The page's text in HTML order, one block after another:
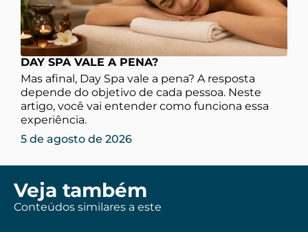
DAY SPA VALE A PENA?
Mas afinal, Day Spa vale a pena? A resposta
depende do objetivo de cada pessoa. Neste
artigo, você vai entender como funciona essa
experiência.
5 de agosto de 2026
Veja também
Conteúdos similares a este